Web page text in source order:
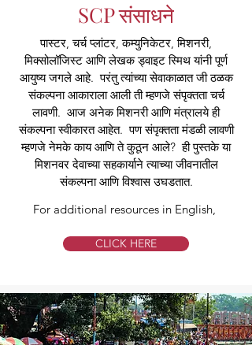
SCP संसाधने
पास्टर, चर्च प्लांटर, कम्युनिकेटर, मिशनरी,
मिक्सोलॉजिस्ट आणि लेखक ड्वाइट स्मिथ यांनी पूर्ण
आयुष्य जगले आहे. परंतु त्यांच्या सेवाकाळात जी ठळक
संकल्पना आकाराला आली ती म्हणजे संपृक्तता चर्च
लावणी. आज अनेक मिशनरी आणि मंत्रालये ही
संकल्पना स्वीकारत आहेत. पण संपृक्तता मंडळी लावणी
म्हणजे नेमके काय आणि ते कुठून आले? ही पुस्तके या
मिशनवर देवाच्या सहकार्याने त्याच्या जीवनातील
संकल्पना आणि विश्वास उघडतात.
For additional resources in English,
CLICK HERE